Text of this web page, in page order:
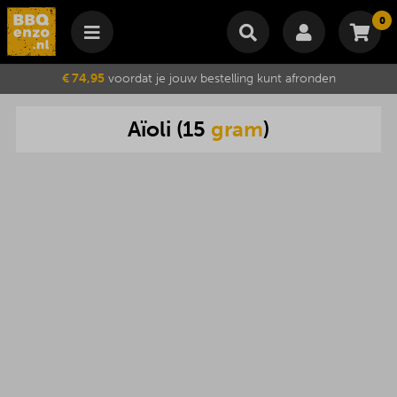
0
Winkelmand
Je winkelwagen is momenteel leeg.
Subtotaal €
Wijzig winkelmand
€ 74,95voordat je jouw bestelling kunt afronden
Aïoli (15 gram)